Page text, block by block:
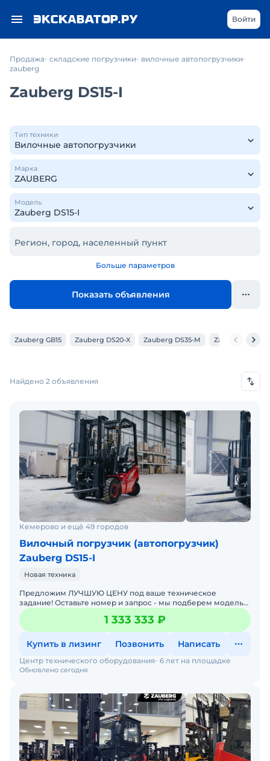
Войти
Продажа складские погрузчики вилочные автопогрузчики
zauberg
Zauberg DS15-I
Тип техники
Марка
Модель
Регион, город, населенный пункт
Больше параметров
Показать объявления
Zauberg GB15 Zauberg DS20-X Zauberg DS35-M Zauberg DS30-X
Найдено 2 объявления
Кемерово и ещё 49 городов
Вилочный погрузчик (автопогрузчик)
Zauberg DS15-I
Новая техника
Предложим ЛУЧШУЮ ЦЕНУ под ваше техническое
задание! Оставьте номер и запрос - мы подберем модель
со СКИДКОЙ. В наличии на складах новые вилочные
погрузчики
1 333 333 ₽
Купить в лизинг Позвонить Написать
Обновлено сегодня
Центр технического оборудования 6 лет на площадке